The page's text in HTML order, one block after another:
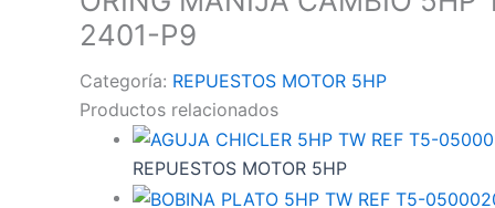
2401-P9
Categoría: REPUESTOS MOTOR 5HP
Productos relacionados
REPUESTOS MOTOR 5HP